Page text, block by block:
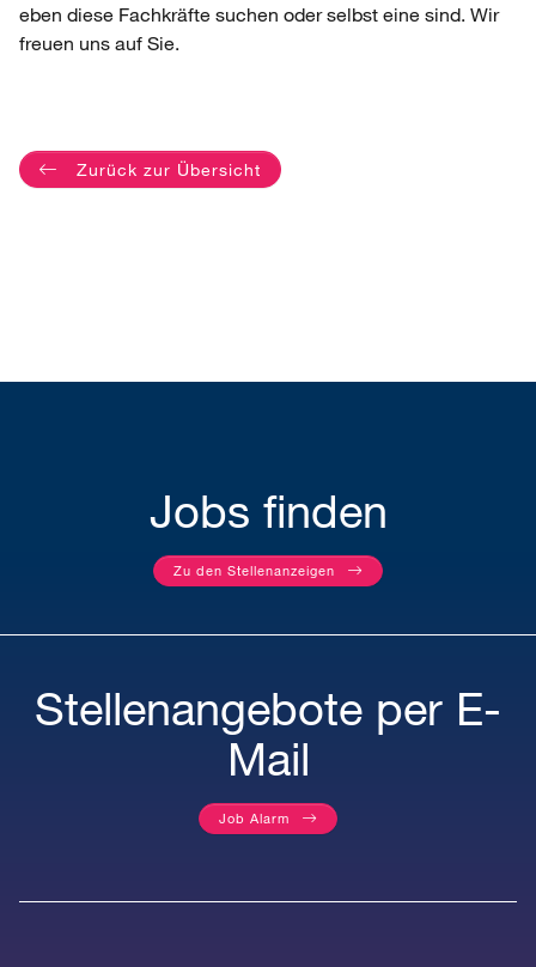
eben diese Fachkräfte suchen oder selbst eine sind. Wir
freuen uns auf Sie.
Zurück zur Übersicht
Jobs finden
Zu den Stellenanzeigen
Stellenangebote per E-
Mail
Job Alarm